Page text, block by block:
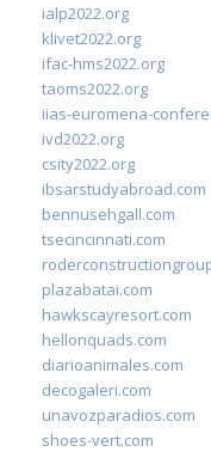
ialp2022.org
klivet2022.org
ifac-hms2022.org
taoms2022.org
iias-euromena-
ivd2022.org
csity2022.org
ibsarstudyabroad.com
bennusehgall.com
tsecincinnati.com
plazabatai.com
hawkscayresort.com
hellonquads.com
diarioanimales.com
decogaleri.com
unavozparadios.com
shoes-vert.com